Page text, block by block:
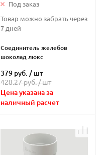
Под заказ
Товар можно забрать через
7 дней
Соединитель желебов
шоколад люкс
379 руб. / шт
428.27 руб. /шт
Цена указана за
наличный расчет